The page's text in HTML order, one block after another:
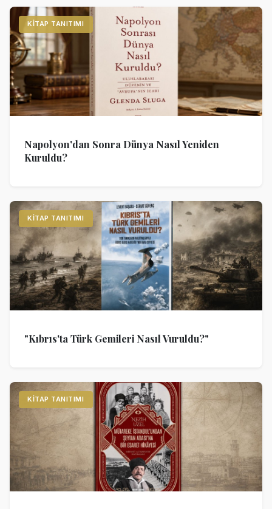
KITAP TANITIMI
Napolyon'dan Sonra Dünya Nasıl Yeniden
Kuruldu?
KITAP TANITIMI
"Kıbrıs'ta Türk Gemileri Nasıl Vuruldu?"
KITAP TANITIMI